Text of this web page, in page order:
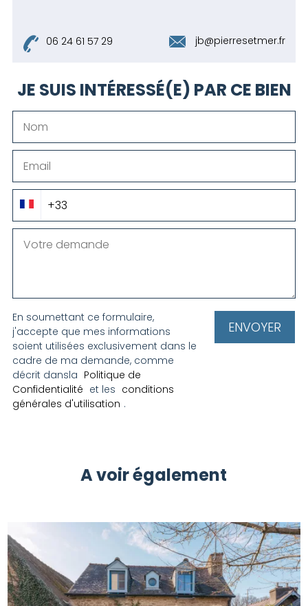
06 24 61 57 29 jb@pierresetmer.fr
JE SUIS INTÉRESSÉ(E) PAR CE BIEN
En soumettant ce formulaire,
j'accepte que mes informations
soient utilisées exclusivement dans le
cadre de ma demande, comme
décrit dansla Politique de
Confidentialité et les conditions
générales d'utilisation .
A voir également